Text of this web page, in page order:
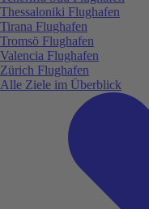
Thessaloniki Flughafen
Tirana Flughafen
Tromsö Flughafen
Valencia Flughafen
Zürich Flughafen
Alle Ziele im Überblick